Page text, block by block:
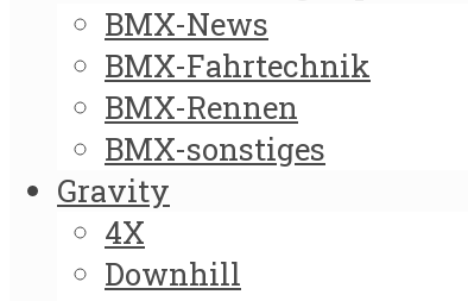
BMX-News
BMX-Fahrtechnik
BMX-Rennen
BMX-sonstiges
Gravity
4X
Downhill